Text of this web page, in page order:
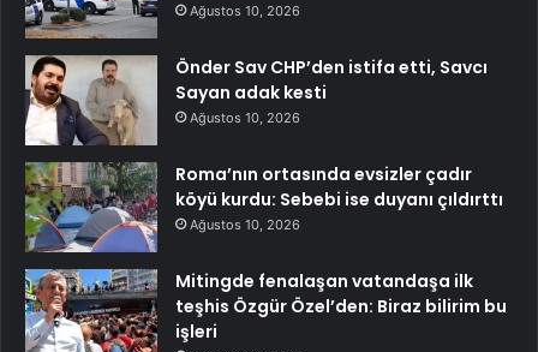
Ağustos 10, 2026
Önder Sav CHP’den istifa etti, Savcı
Sayan adak kesti
Ağustos 10, 2026
Roma’nın ortasında evsizler çadır
köyü kurdu: Sebebi ise duyanı çıldırttı
Ağustos 10, 2026
Mitingde fenalaşan vatandaşa ilk
teşhis Özgür Özel’den: Biraz bilirim bu
işleri